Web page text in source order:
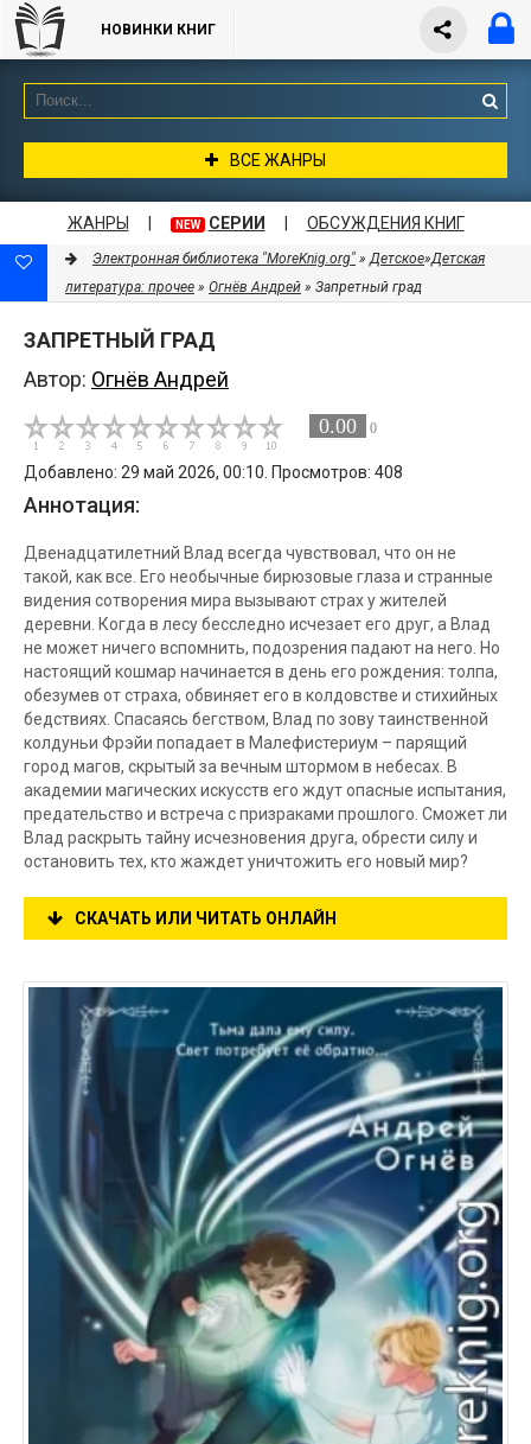
НОВИНКИ КНИГ
ВСЕ ЖАНРЫ
ЖАНРЫ NEW СЕРИИ ОБСУЖДЕНИЯ КНИГ
Электронная библиотека "MoreKnig.org" »Детское»Детская
литература: прочее » Огнёв Андрей » Запретный град
ЗАПРЕТНЫЙ ГРАД
Автор: Огнёв Андрей
0.00 0
Добавлено: 29 май 2026, 00:10. Просмотров: 408
Аннотация:
Двенадцатилетний Влад всегда чувствовал, что он не
такой, как все. Его необычные бирюзовые глаза и странные
видения сотворения мира вызывают страх у жителей
деревни. Когда в лесу бесследно исчезает его друг, а Влад
не может ничего вспомнить, подозрения падают на него. Но
настоящий кошмар начинается в день его рождения: толпа,
обезумев от страха, обвиняет его в колдовстве и стихийных
бедствиях. Спасаясь бегством, Влад по зову таинственной
колдуньи Фрэйи попадает в Малефистериум – парящий
город магов, скрытый за вечным штормом в небесах. В
академии магических искусств его ждут опасные испытания,
предательство и встреча с призраками прошлого. Сможет ли
Влад раскрыть тайну исчезновения друга, обрести силу и
остановить тех, кто жаждет уничтожить его новый мир?
СКАЧАТЬ ИЛИ ЧИТАТЬ ОНЛАЙН